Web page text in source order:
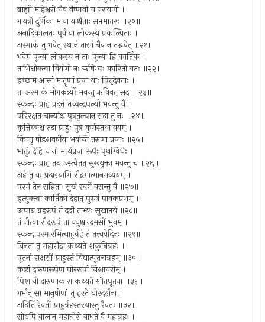
ब्राह्मी माहेश्वरी चैव वैष्णवी च नरायणी ।
गायत्री दुर्गिका माया याश्चैताः सप्तमातरः ॥२०॥
अनादिकालतः पूर्वं या लोकस्य प्रकल्पिताः ।
अस्माकं तु भवेत् स्थानं तासां चैव न तद्भवेत् ॥२१॥
भवेम पूज्या लोकस्य न ताः पूज्या हि कार्तिक ।
ताभिश्चोक्त्वा वियोगो नः ऋषिभ्यः कारितो यतः ॥२२॥
इच्छाम आसां मातॄणां प्रजा याः पितृदेवताः ।
ता अस्माकं भोगकर्त्र्यो भवन्तु ऋषिवत् सदा ॥२३॥
स्कन्दः प्राह प्रदत्तं तच्चन्द्रपत्न्यो भवन्तु वै ।
परिरक्षत चान्यांश्च पुत्रतुल्यान् सदा तु नः ॥२४॥
कृत्तिकाश्च तदा प्राहुः पुत्र कुर्मस्तथा वयम् ।
किन्तु षोडशवर्षीया भवन्ति तरुणा प्रजाः ॥२५॥
भोक्तुं देहि च नो मर्त्यप्रजा रूपैः पृथग्विधैः ।
स्कन्दः प्राह तथाऽस्त्वेतत् सुखयुक्ता भवन्तु च ॥२६॥
अहं तु वः प्रदास्यामि रौद्रमात्मानमव्ययम् ।
परमं तेन सहिताः सुखं स्वर्गे वसन्तु वै ॥२७॥
इत्युक्त्वा कार्तिको देहात् पुरुषं पावकप्रभम् ।
उत्पाद्य ग्रहरूपं तं ददौ ताभ्यः सुखाप्तये ॥२८॥
तं नीत्वा रौद्ररूपं ता ययुश्चान्द्रमसीं भुवम् ।
स्कन्दापस्मारमित्याहुर्ग्रहं तं तत्त्ववेदिनः ॥२९॥
विनता तु महारौद्रा कथ्यते शकुनिग्रहः ।
पूतनां राक्षसीं प्राहुस्तं विद्यात्पूतनाग्रहम् ॥३०॥
कष्टां दारुणरूपेण घोररूपां निशाचरीम् ।
पिशाची दारुणाकारा कथ्यते शीतपूतना ॥३१॥
गर्भान् सा मानुषीणां तु हरते घोरदर्शना ।
अदितिं रेवतीं प्राहुर्ग्रहस्तस्यास्तु रैवतः ॥३२॥
सोऽपि बालान् महाघोरो बाधते वै महाग्रहः ।